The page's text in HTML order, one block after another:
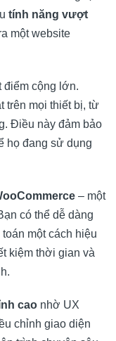
tính năng vượt
một website
điểm cộng lớn.
trên mọi thiết bị, từ
Điều này đảm bảo
họ đang sử dụng
– một
có thể dễ dàng
một cách hiệu
kiệm thời gian và
cao nhờ UX
chỉnh giao diện